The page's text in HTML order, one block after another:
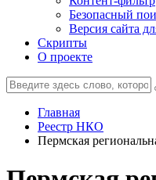
Безопасный
Версия сайта
Скрипты
О проекте
Главная
Реестр НКО
Пермская